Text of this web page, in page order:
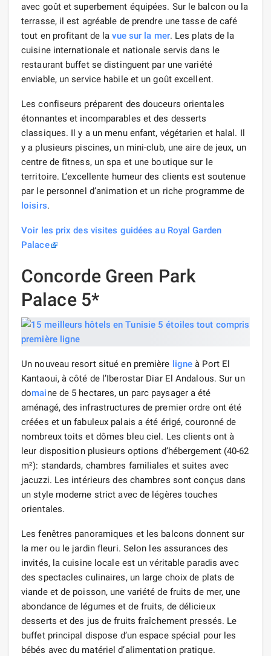
avec goût et superbement équipées. Sur le balcon ou la
terrasse, il est agréable de prendre une tasse de café
tout en profitant de lavue sur la mer. Les plats de la
cuisine internationale et nationale servis dans le
restaurant buffet se distinguent par une variété
enviable, un service habile et un goût excellent.
Les confiseurs préparent des douceurs orientales
étonnantes et incomparables et des desserts
classiques. Il y a un menu enfant, végétarien et halal. Il
y a plusieurs piscines, un mini-club, une aire de jeux, un
centre de fitness, un spa et une boutique sur le
territoire. L’excellente humeur des clients est soutenue
par le personnel d’animation et un riche programme de
loisirs.
Voir les prix des visites guidées au Royal Garden
Palace
Concorde Green Park
Palace 5*
Un nouveau resort situé en première ligne à Port El
Kantaoui, à côté de l’Iberostar Diar El Andalous. Sur un
domaine de 5 hectares, un parc paysager a été
aménagé, des infrastructures de premier ordre ont été
créées et un fabuleux palais a été érigé, couronné de
nombreux toits et dômes bleu ciel. Les clients ont à
leur disposition plusieurs options d’hébergement (40-62
m²): standards, chambres familiales et suites avec
jacuzzi. Les intérieurs des chambres sont conçus dans
un style moderne strict avec de légères touches
orientales.
Les fenêtres panoramiques et les balcons donnent sur
la mer ou le jardin fleuri. Selon les assurances des
invités, la cuisine locale est un véritable paradis avec
des spectacles culinaires, un large choix de plats de
viande et de poisson, une variété de fruits de mer, une
abondance de légumes et de fruits, de délicieux
desserts et des jus de fruits fraîchement pressés. Le
buffet principal dispose d’un espace spécial pour les
bébés avec du matériel d’alimentation pratique.